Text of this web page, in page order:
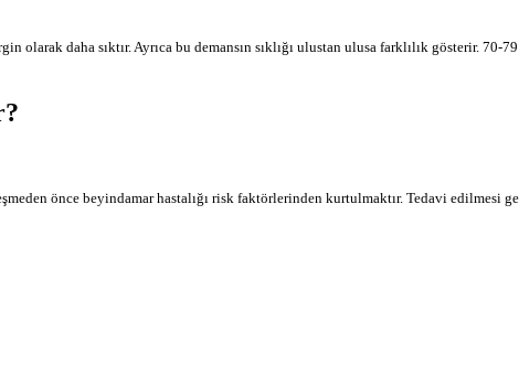
olarak daha sıktır. Ayrıca bu demansın sıklığı ulustan ulusa farklılık gösterir. 70-
önce beyindamar hastalığı risk faktörlerinden kurtulmaktır. Tedavi edil­mesi